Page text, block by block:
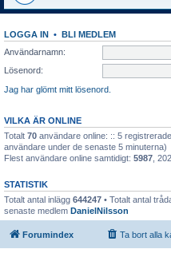
LOGGA IN • BLI MEDLEM
Användarnamn:
Lösenord:
Jag har glömt mitt lösenord.
VILKA ÄR ONLINE
Totalt 70 användare online: :: 5
användare under de senaste 5 minuterna)
Flest användare online samtidigt: 5987 ,
STATISTIK
Totalt antal inlägg 644247 • Totalt antal
senaste medlem DanielNilsson
Forumindex Ta bort alla